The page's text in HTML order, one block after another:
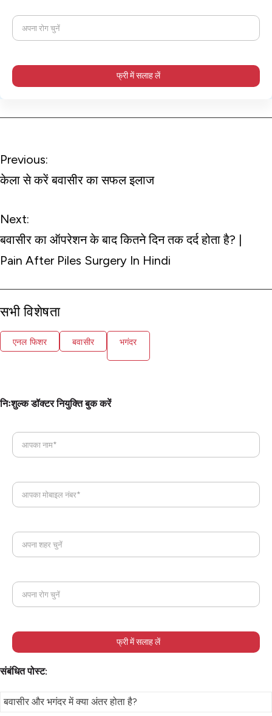
अपना रोग चुनें
फ्री में सलाह लें
Post
navigation
Previous:
केला से करें बवासीर का सफल इलाज
Next:
बवासीर का ऑपरेशन के बाद कितने दिन तक दर्द होता है? |
Pain After Piles Surgery In Hindi
सभी विशेषता
एनल फिशर बवासीर भगंदर
निःशुल्क डॉक्टर नियुक्ति बुक करें
आपका नाम*
आपका मोबाइल नंबर*
अपना शहर चुनें
अपना रोग चुनें
फ्री में सलाह लें
संबंधित पोस्ट:
बवासीर और भगंदर में क्या अंतर होता है?